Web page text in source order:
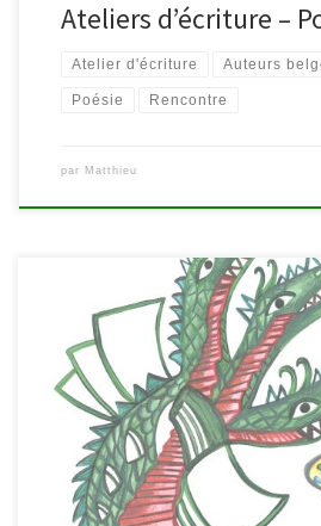
Ateliers d’écriture –
Atelier d'écriture Auteurs
Poésie Rencontre
par Matthieu
Le printemps pointe le bout de son nez.
aussi ! Nous vous convions à participer à
deux habitués. En mars et avril,
de rencontrer différentes manières
utilités de l’écriture : l’écriture pour soi,